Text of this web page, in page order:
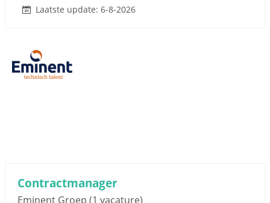
Laatste update: 6-8-2026
Contractmanager
Eminent Groep (1 vacature)